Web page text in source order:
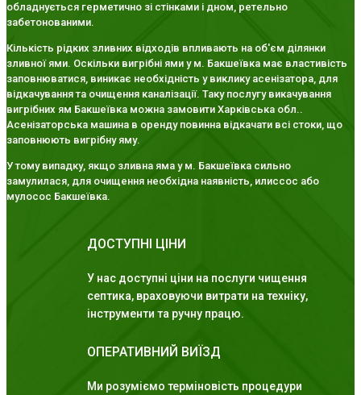
обладнується герметично зі стінками і дном, ретельно
забетонованими.
Кількість рідких зливних відходів впливають на об'єм ділянки
зливної ями. Оскільки вигрібні ями у м. Бакшеївка має властивість
заповнюватися, виникає необхідність у виклику асенізатора, для
відкачування та очищення каналізації. Таку послугу викачування
вигрібних ям Бакшеївка можна замовити Харківська обл..
Асенізаторська машина в оренду повинна відкачати всі стоки, що
заповнюють вигрібну яму.
У тому випадку, якщо зливна яма у м. Бакшеївка сильно
замулилася, для очищення необхідна наявність, илиссос або
мулосос Бакшеївка.
ДОСТУПНІ ЦІНИ
У нас доступні ціни на послуги чищення
септика, враховуючи витрати на техніку,
інструменти та ручну працю.
ОПЕРАТИВНИЙ ВИЇЗД
Ми розуміємо терміновість процедури